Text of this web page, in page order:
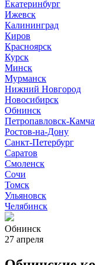
Екатеринбург
Ижевск
Калининград
Киров
Красноярск
Курск
Минск
Мурманск
Нижний Новгород
Новосибирск
Обнинск
Петропавловск-
Ростов-на-Дону
Санкт-Петербург
Саратов
Смоленск
Сочи
Томск
Ульяновск
Челябинск
Обнинск
27 апреля